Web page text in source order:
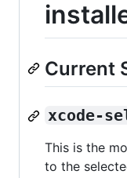
Current
xcode-
This is the
to the